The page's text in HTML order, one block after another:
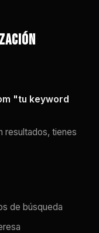
"tu keyword
resultados, tienes
de búsqueda